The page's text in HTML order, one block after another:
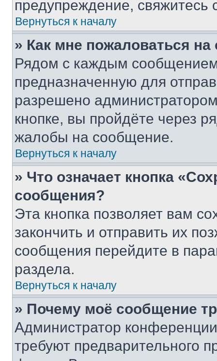
предупреждение,
Вернуться к началу
» Как мне пожаловаться
Рядом с каждым сообщением
предназначенную для
разрешено
кнопке, вы пройдёте через
жалобы на сообщение.
Вернуться к началу
» Что означает кнопка
сообщения?
Эта кнопка позволяет вам
закончить и отправить их
сообщения перейдите в
раздела.
Вернуться к началу
» Почему моё сообщение
Администратор
требуют предварительного